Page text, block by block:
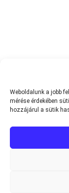
Weboldalunk a jobb
mérése érdekében
hozzájárul a sütik
Minden jog